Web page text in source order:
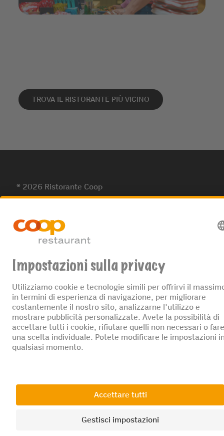
TROVA IL RISTORANTE PIÙ VICINO
© 2026 Ristorante Coop